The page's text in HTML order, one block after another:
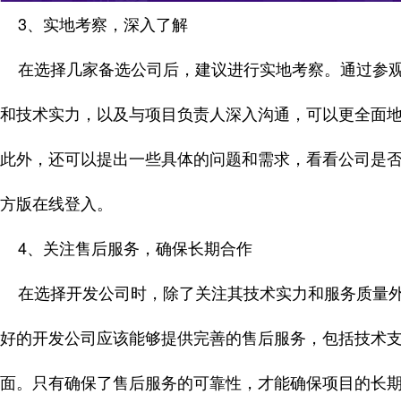
3、实地考察，深入了解
在选择几家备选公司后，建议进行实地考察。通过参
和技术实力，以及与项目负责人深入沟通，可以更全面
此外，还可以提出一些具体的问题和需求，看看公司是
方版在线登入。
4、关注售后服务，确保长期合作
在选择开发公司时，除了关注其技术实力和服务质量
好的开发公司应该能够提供完善的售后服务，包括技术
面。只有确保了售后服务的可靠性，才能确保项目的长